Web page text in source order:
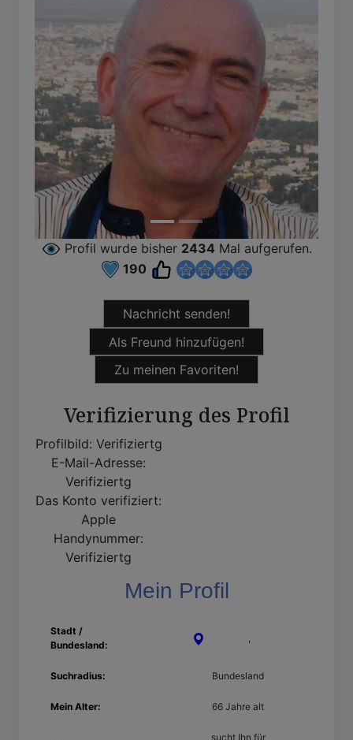
Profil wurde bisher 2434 Mal aufgerufen.
190
Nachricht senden!
Als Freund hinzufügen!
Zu meinen Favoriten!
Verifizierung des Profil
Profilbild: Verifiziertg
E-Mail-Adresse:
Verifiziertg
Das Konto verifiziert:
Apple
Handynummer:
Verifiziertg
Mein Profil
Stadt /
Bundesland:
,
Suchradius: Bundesland
Mein Alter: 66 Jahre alt
sucht Ihn für